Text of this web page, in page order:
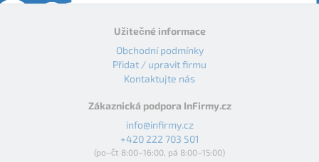
Užitečné informace
Obchodní podmínky
Přidat / upravit firmu
Kontaktujte nás
Zákaznická podpora InFirmy.cz
info@infirmy.cz
+420 222 703 501
(po–čt 8:00–16:00, pá 8:00–15:00)